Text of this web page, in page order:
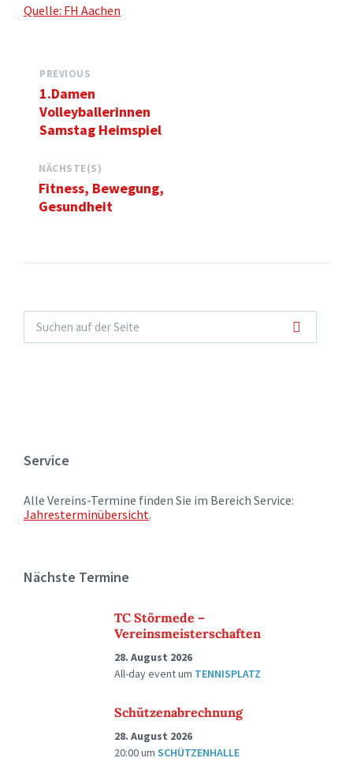
Quelle: FH Aachen
PREVIOUS
1.Damen
Volleyballerinnen
Samstag Heimspiel
NÄCHSTE(S)
Fitness, Bewegung,
Gesundheit
Service
Alle Vereins-Termine finden Sie im Bereich Service:
Jahresterminübersicht.
Nächste Termine
TC Störmede –
Vereinsmeisterschaften
28. August 2026
All-day eventum TENNISPLATZ
Schützenabrechnung
28. August 2026
20:00um SCHÜTZENHALLE